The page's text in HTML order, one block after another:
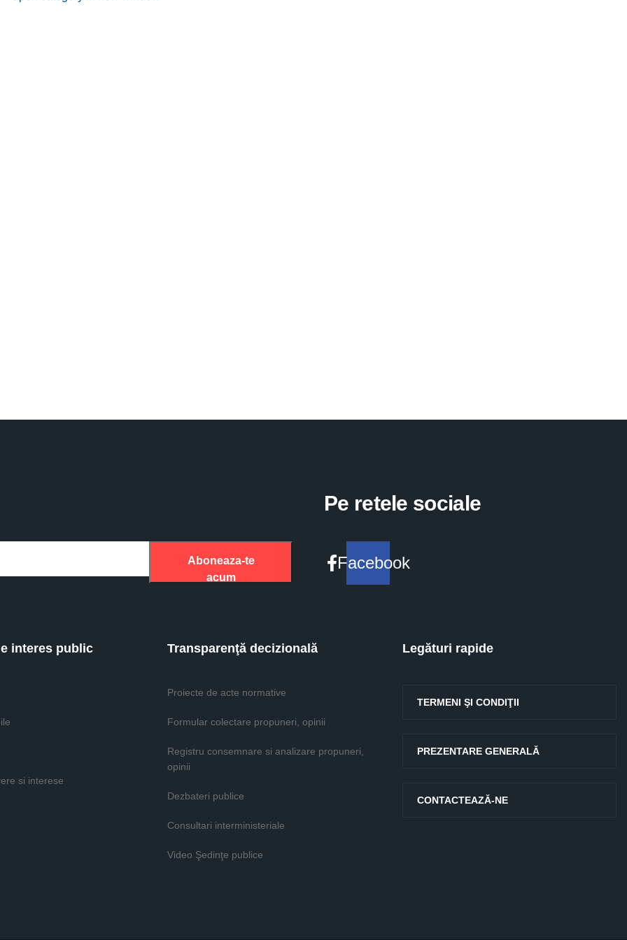
Aboneaza-te
acum
Pe retele sociale
Facebook
interes public
si interese
Transparenţă decizională
Proiecte de acte normative
Formular colectare propuneri, opinii
Registru consemnare si analizare propuneri,
opinii
Dezbateri publice
Consultari interministeriale
Video Şedinţe publice
Legături rapide
TERMENI ŞI CONDIŢII
PREZENTARE GENERALĂ
CONTACTEAZĂ-NE